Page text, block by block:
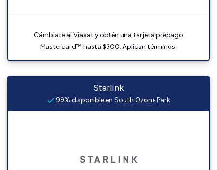
Cámbiate al Viasat y obtén una tarjeta prepago
Mastercard™ hasta $300. Aplican términos.
Starlink
99% disponible en South Ozone Park